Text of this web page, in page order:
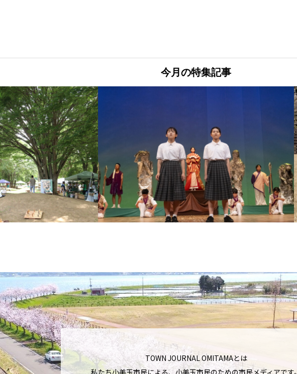
今月の特集記事
TOWN JOURNAL OMITAMAとは